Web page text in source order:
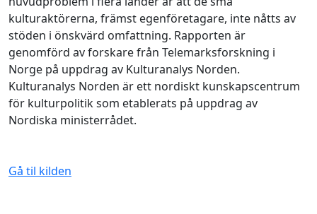
kulturaktörerna, främst egenföretagare, inte nåtts av
stöden i önskvärd omfattning. Rapporten är
genomförd av forskare från Telemarksforskning i
Norge på uppdrag av Kulturanalys Norden.
Kulturanalys Norden är ett nordiskt kunskapscentrum
för kulturpolitik som etablerats på uppdrag av
Nordiska ministerrådet.
Gå til kilden